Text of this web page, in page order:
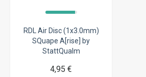
RDL Air Disc (1x3.0mm)
SQuape A[rise] by
StattQualm
4,95 €